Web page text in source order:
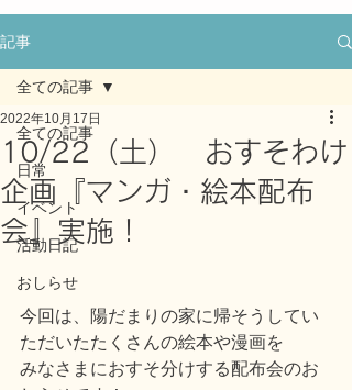
記事
全ての記事
日常
イベント
活動日記
おしらせ
全ての記事
10/22（土） おすそわけ
企画『マンガ・絵本配布
会』実施！
2022年10月17日
今回は、陽だまりの家に帰そうしてい
ただいたたくさんの絵本や漫画を
みなさまにおすそ分けする配布会のお